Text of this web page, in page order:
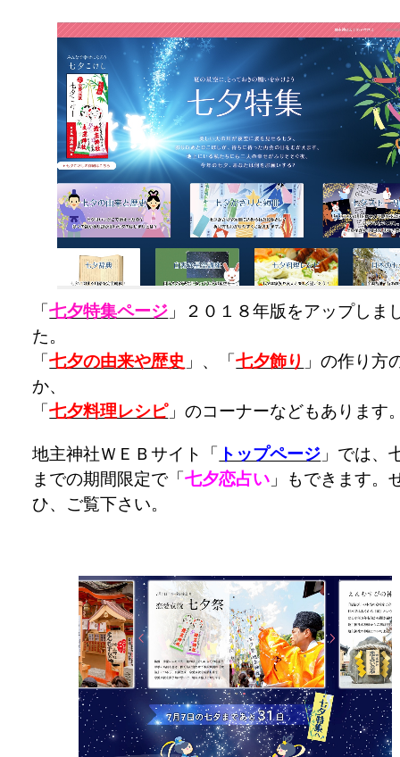
「七夕特集ページ 」２０１８年版をアップしま
た。
「七夕の由来や歴史 」、「七夕飾り 」の作り方
か、
「七夕料理レシピ」のコーナーなどもあります
地主神社ＷＥＢサイト「 トップページ 」では、
までの期間限定で「七夕恋占い 」もできます。
ひ、ご覧下さい。